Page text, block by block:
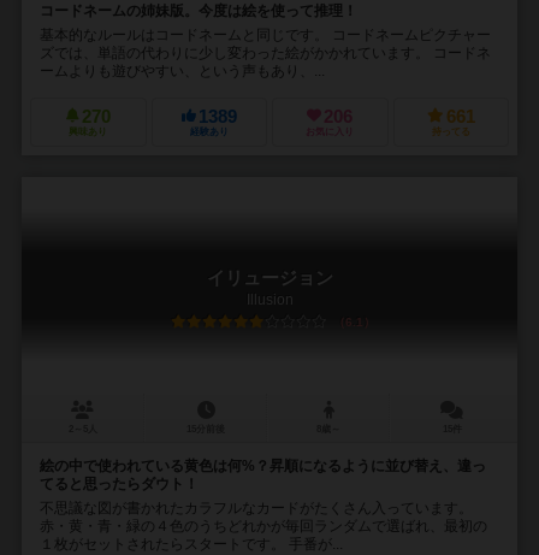
コードネームの姉妹版。今度は絵を使って推理！
基本的なルールはコードネームと同じです。 コードネームピクチャー
ズでは、単語の代わりに少し変わった絵がかかれています。 コードネ
ームよりも遊びやすい、という声もあり、...
270
興味あり
1389
経験あり
206
お気に入り
661
持ってる
イリュージョン
Illusion
6.1
絵の中で使われている黄色は何%？昇順になるように並び替え、違っ
てると思ったらダウト！
不思議な図が書かれたカラフルなカードがたくさん入っています。
赤・黄・青・緑の４色のうちどれかが毎回ランダムで選ばれ、最初の
１枚がセットされたらスタートです。 手番が...